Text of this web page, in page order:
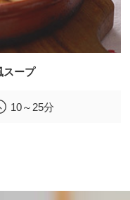
スープ
10～25分